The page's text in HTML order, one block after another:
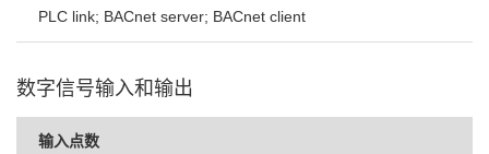
PLC link; BACnet server; BACnet client
数字信号输入和输出
输入点数